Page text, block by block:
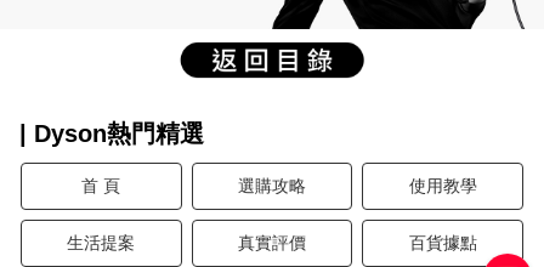
| Dyson熱門精選
首 頁 選購攻略 使用教學
生活提案 真實評價 百貨據點